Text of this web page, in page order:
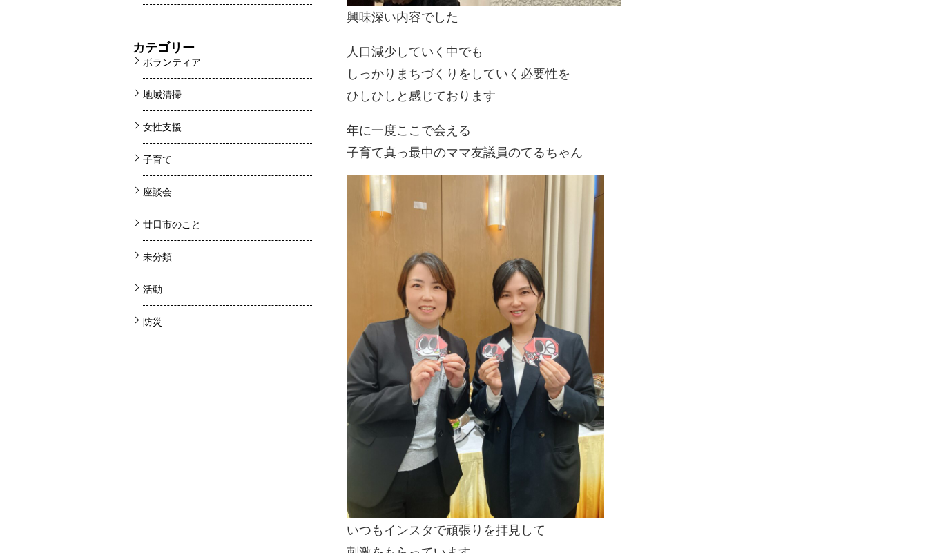
興味深い内容でした
人口減少していく中でも
しっかりまちづくりをしていく必要性を
ひしひしと感じております
年に一度ここで会える
子育て真っ最中のママ友議員のてるちゃん
いつもインスタで頑張りを拝見して
カテゴリー
ボランティア
地域清掃
女性支援
子育て
座談会
廿日市のこと
未分類
活動
防災